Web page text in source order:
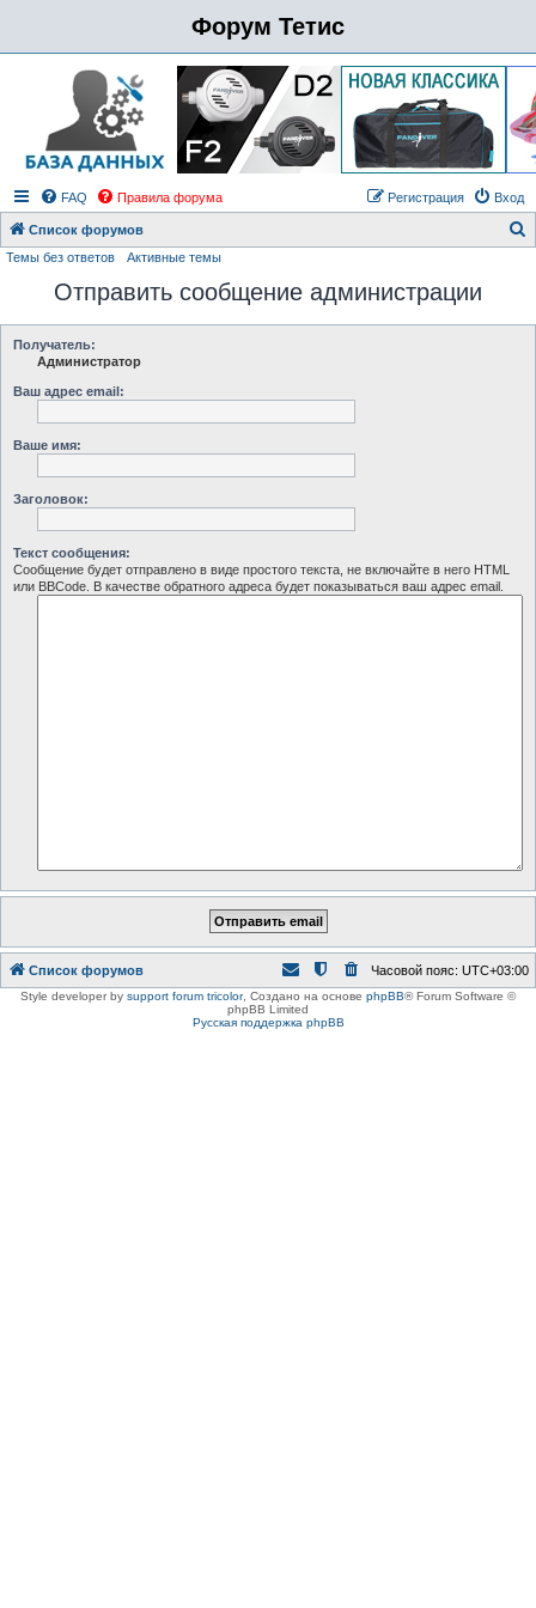
Форум Тетис
FAQ Правила форума Вход
Регистрация
Список форумов
Темы без ответов Активные темы
Отправить сообщение администрации
Получатель:
Администратор
Ваш адрес email:
Ваше имя:
Заголовок:
Текст сообщения:
Сообщение будет отправлено в виде простого текста, не включайте в него HTML
или BBCode. В качестве обратного адреса будет показываться ваш адрес email.
Список форумов Часовой пояс: UTC+03:00
Style developer by support forum tricolor, Создано на основе phpBB® Forum Software ©
phpBB Limited
Русская поддержка phpBB